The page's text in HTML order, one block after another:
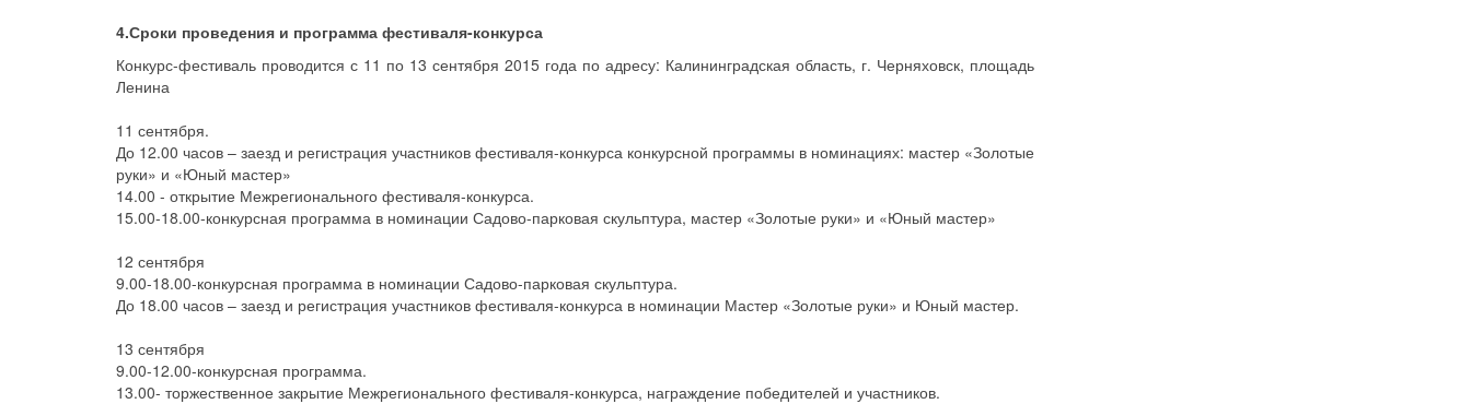
4.Сроки проведения и программа фестиваля-конкурса
Конкурс-фестиваль проводится с 11 по 13 сентября 2015 года по адресу: Калининградская область, г. Черняховск, площадь
Ленина
11 сентября.
До 12.00 часов – заезд и регистрация участников фестиваля-конкурса конкурсной программы в номинациях: мастер «Золотые
руки» и «Юный мастер»
14.00 - открытие Межрегионального фестиваля-конкурса.
15.00-18.00-конкурсная программа в номинации Садово-парковая скульптура, мастер «Золотые руки» и «Юный мастер»
12 сентября
9.00-18.00-конкурсная программа в номинации Садово-парковая скульптура.
До 18.00 часов – заезд и регистрация участников фестиваля-конкурса в номинации Мастер «Золотые руки» и Юный мастер.
13 сентября
9.00-12.00-конкурсная программа.
13.00- торжественное закрытие Межрегионального фестиваля-конкурса, награждение победителей и участников.